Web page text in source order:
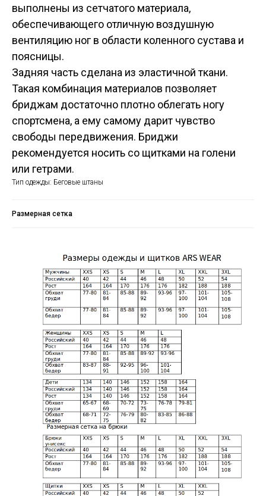
выполнены из сетчатого материала,
обеспечивающего отличную воздушную
вентиляцию ног в области коленного сустава и
поясницы.
Задняя часть сделана из эластичной ткани.
Такая комбинация материалов позволяет
бриджам достаточно плотно облегать ногу
спортсмена, а ему самому дарит чувство
свободы передвижения. Бриджи
рекомендуется носить со щитками на голени
или гетрами.
Тип одежды: Беговые штаны
Размерная сетка